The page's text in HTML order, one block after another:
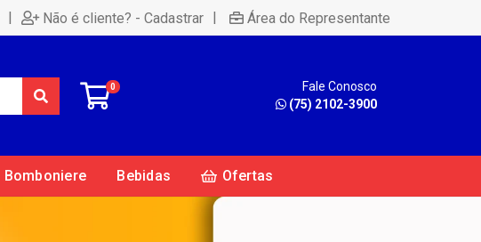
| Não é cliente? - Cadastrar | Área do Representante
0
Fale Conosco
(75) 2102-3900
Bomboniere Bebidas Ofertas